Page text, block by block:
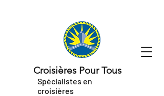
Croisières Pour Tous
Spécialistes en
croisières